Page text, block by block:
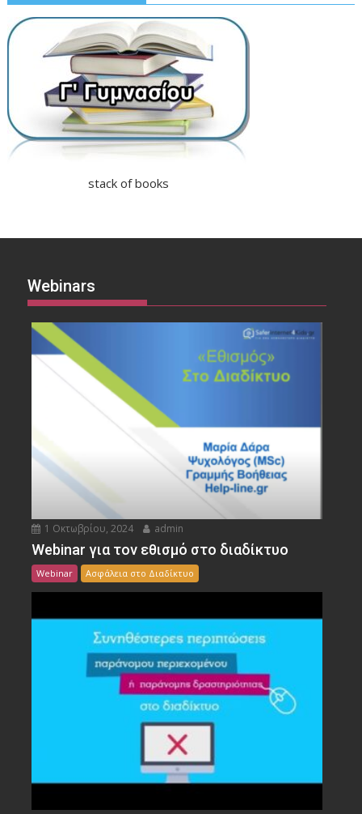
stack of books
Webinars
1 Οκτωβρίου, 2024 admin
Webinar για τον εθισμό στο διαδίκτυο
Webinar Ασφάλεια στο Διαδίκτυο